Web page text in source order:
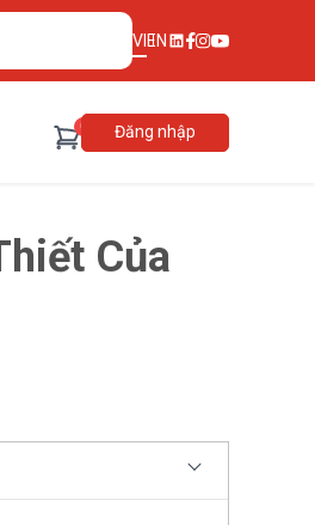
VIEN
0 Đăng nhập
Của